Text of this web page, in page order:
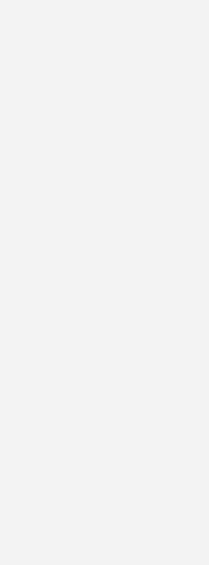
(IZ 19/2020, S. 8)
der Baubranche mit
verdienen. Im
die Unternehmen
Das Ergebnis seien